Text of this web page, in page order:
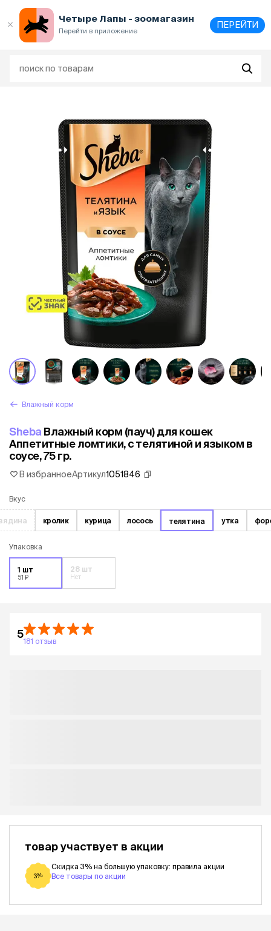
Четыре Лапы - зоомагазин
Перейти в приложение
ПЕРЕЙТИ
Влажный корм
Sheba Влажный корм (пауч) для кошек
Аппетитные ломтики, с телятиной и языком в
соусе, 75 гр.
В избранноеАртикул1051846
Вкус
кролик курица лосось телятина утка
Упаковка
1 шт
51 ₽
28 шт
Нет
5
181 отзыв
товар участвует в акции
3%
Скидка 3% на большую упаковку: правила акции
Все товары по акции